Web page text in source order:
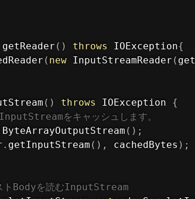
getReader ( ) throws IOException{
( new InputStreamReader (
( ) throws IOException {
をキャッシュします。
ByteArrayOutputStream ( ) ;
. getInputStream ( ) , cachedBytes ) ;
トBodyを読むInputStream